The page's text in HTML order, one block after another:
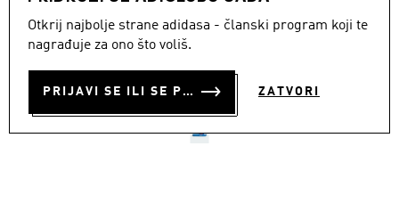
Otkrij najbolje strane adidasa - članski program koji te
nagrađuje za ono što voliš.
PRIJAVI SE ILI SE PRIDRUŽI SADA ZATVORI
NATIKAČE ADILETTE
SHOWER